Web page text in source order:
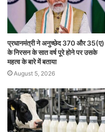
प्रधानमंत्री ने अनुच्छेद 370 और 35(ए)
के निरसन के सात वर्ष पूरे होने पर उसके
महत्व के बारे में बताया
August 5, 2026